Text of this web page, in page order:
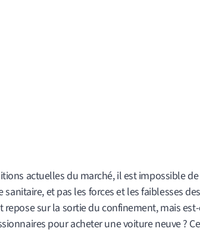
actuelles du marché, il est impossible
sanitaire, et pas les forces et les faiblesses
repose sur la sortie du confinement, mais
pour acheter une voiture neuve ?